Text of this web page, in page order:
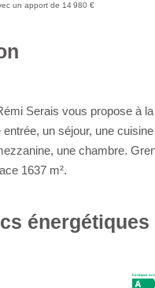
un apport de 14 980 €
Serais vous propose à
un séjour, une
une chambre.
1637 m².
énergétiques